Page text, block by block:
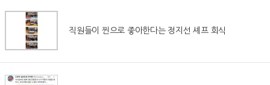
직원들이 찐으로 좋아한다는 정지선 셰프 회식